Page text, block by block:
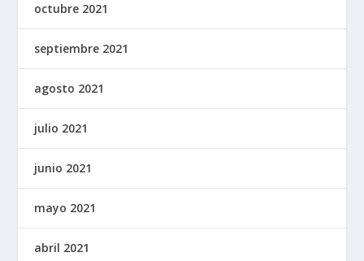
octubre 2021
septiembre 2021
agosto 2021
julio 2021
junio 2021
mayo 2021
abril 2021